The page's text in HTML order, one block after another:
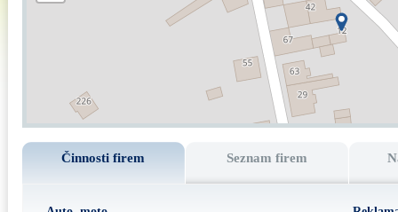
Činnosti firem Seznam firem